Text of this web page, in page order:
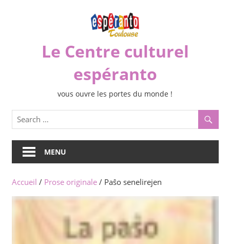
Le Centre culturel
espéranto
vous ouvre les portes du monde !
MENU
Accueil / Prose originale/ Paŝo senelirejen